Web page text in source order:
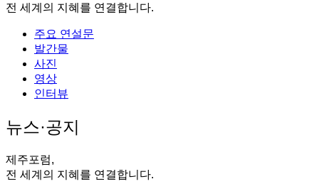
전 세계의 지혜를 연결합니다.
주요 연설문
발간물
사진
영상
인터뷰
뉴스·공지
제주포럼,
전 세계의 지혜를 연결합니다.